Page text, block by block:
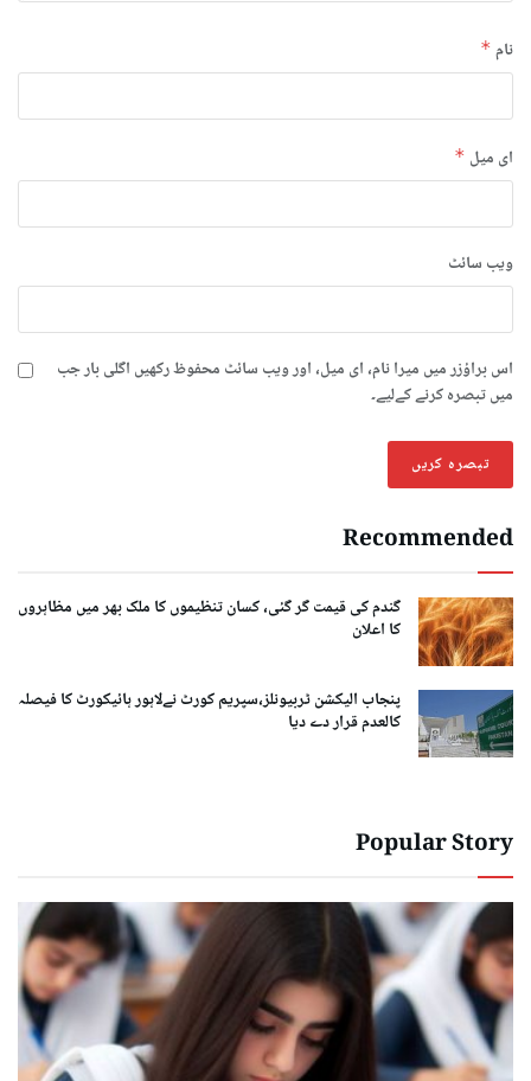
نام *
ای میل *
ویب‌ سائٹ
اس براؤزر میں میرا نام، ای میل، اور ویب سائٹ محفوظ رکھیں اگلی بار جب
میں تبصرہ کرنے کےلیے۔
Recommended
گندم کی قیمت گر گئی، کسان تنظیموں کا ملک بھر میں مظاہروں
کا اعلان
پنجاب الیکشن ٹربیونلز،سپریم کورٹ نےلاہور ہائیکورٹ کا فیصلہ
کالعدم قرار دے دیا
Popular Story